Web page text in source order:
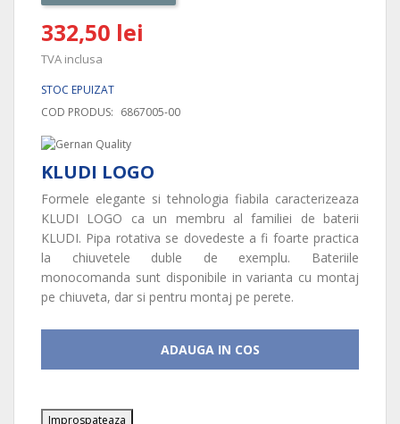
332,50 lei
TVA inclusa
STOC EPUIZAT
COD PRODUS: 6867005-00
KLUDI LOGO
Formele elegante si tehnologia fiabila caracterizeaza
KLUDI LOGO ca un membru al familiei de baterii
KLUDI. Pipa rotativa se dovedeste a fi foarte practica
la chiuvetele duble de exemplu. Bateriile
monocomanda sunt disponibile in varianta cu montaj
pe chiuveta, dar si pentru montaj pe perete.
ADAUGA IN COS